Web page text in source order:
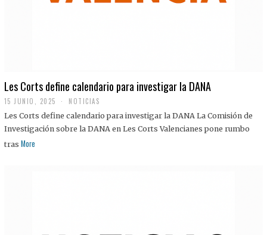
Les Corts define calendario para investigar la DANA
15 JUNIO, 2025 NOTICIAS
Les Corts define calendario para investigar la DANA La Comisión de
Investigación sobre la DANA en Les Corts Valencianes pone rumbo
tras More